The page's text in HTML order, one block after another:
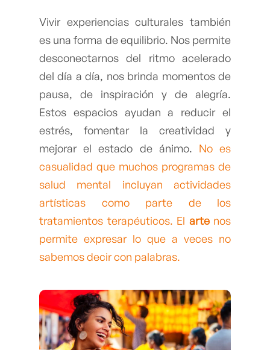
Vivir experiencias culturales también
es una forma de equilibrio. Nos permite
desconectarnos del ritmo acelerado
del día a día, nos brinda momentos de
pausa, de inspiración y de alegría.
Estos espacios ayudan a reducir el
estrés, fomentar la creatividad y
mejorar el estado de ánimo. No es
casualidad que muchos programas de
salud mental incluyan actividades
artísticas como parte de los
tratamientos terapéuticos. El artenos
permite expresar lo que a veces no
sabemos decir con palabras.